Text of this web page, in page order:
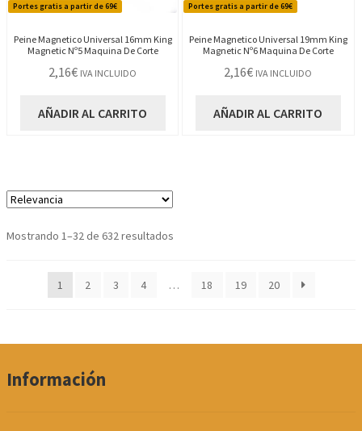
Portes gratis a partir de 69€
Peine Magnetico Universal 16mm King
Magnetic Nº5 Maquina De Corte
2,16€ IVA INCLUIDO
AÑADIR AL CARRITO
Portes gratis a partir de 69€
Peine Magnetico Universal 19mm King
Magnetic Nº6 Maquina De Corte
2,16€ IVA INCLUIDO
AÑADIR AL CARRITO
Mostrando 1–32 de 632 resultados
últimos
1 2 3 4 … 18 19 20
Información